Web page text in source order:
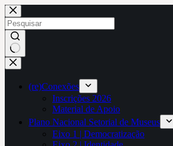
Pular
para
o
conteúdo
Sem
resultados
(re)Conexões
Inscrições 2026
Material de Apoio
Plano Nacional Setorial de Museus
Eixo 1 | Democratização